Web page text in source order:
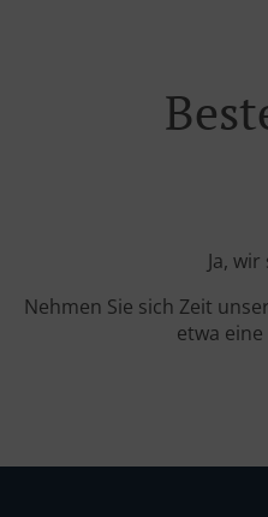
Ja,
Nehmen Sie sich Zeit
etwa